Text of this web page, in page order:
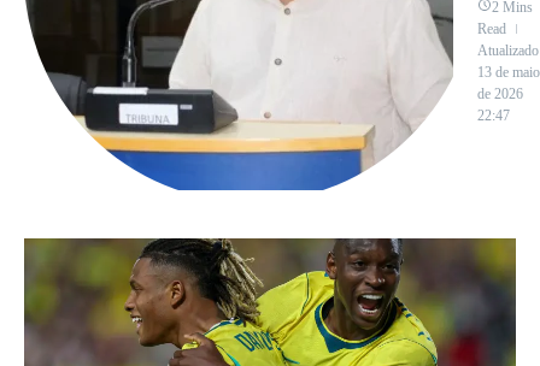
2 Mins
Read
13 de maio
de 2026
22:47